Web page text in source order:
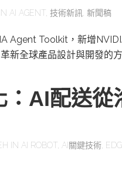
IN AI AGENT 技術新訊 新聞稿
Agent Toolkit，新增
新全球產品設計與開發的方
AI配送從
IN AI ROBOT AI關鍵技術